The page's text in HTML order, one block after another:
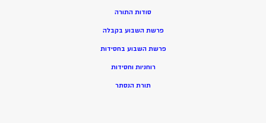
סודות התורה
פרשת השבוע בקבלה
פרשת השבוע בחסידות
רוחניות וחסידות
תורת הנסתר